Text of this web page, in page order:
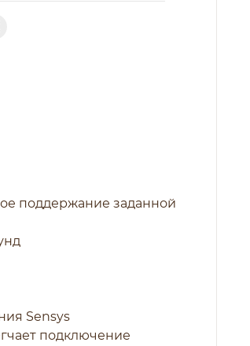
поддержание заданной
Sensys
подключение